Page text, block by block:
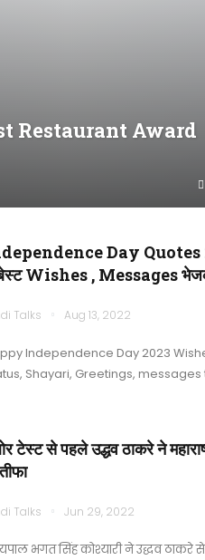
Restaurant Award
Day Quotes
Wishes , Messages
Talks Aug 13, 2022
Independence Day 2023
Shayari, Greetings,
टेस्ट से पहले उद्धव ठाकरे ने
Talks Jun 29, 2022
भगत सिंह कोश्यारी ने उद्धव